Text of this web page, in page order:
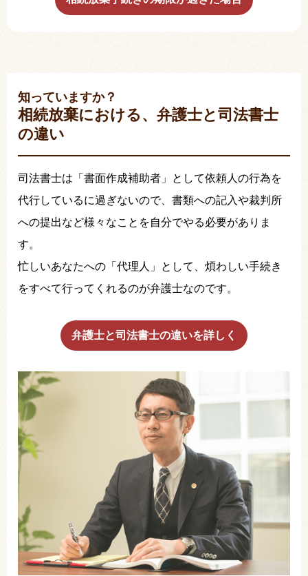
知っていますか？
相続放棄における、弁護士と司法書士
の違い
司法書士は「書面作成補助者」として依頼人の行為を
代行しているに過ぎないので、書類への記入や裁判所
への提出など様々なことを自分でやる必要がありま
す。
忙しいあなたへの「代理人」として、煩わしい手続き
をすべて行ってくれるのが弁護士なのです。
弁護士と司法書士の違いを詳しく